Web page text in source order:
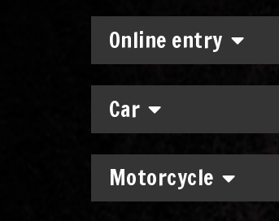
Online entry
Car
Motorcycle